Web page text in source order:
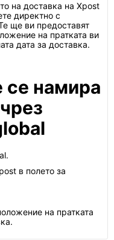
на доставка на Xpost
директно с
ще ви предоставят
на пратката ви
дата за доставка.
се намира
в полето за
на пратката